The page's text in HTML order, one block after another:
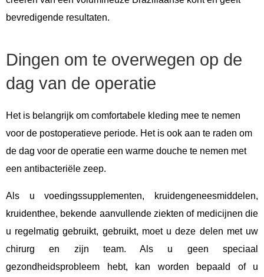
bevredigende resultaten.
Dingen om te overwegen op de
dag van de operatie
Het is belangrijk om comfortabele kleding mee te nemen
voor de postoperatieve periode. Het is ook aan te raden om
de dag voor de operatie een warme douche te nemen met
een antibacteriële zeep.
Als u voedingssupplementen, kruidengeneesmiddelen,
kruidenthee, bekende aanvullende ziekten of medicijnen die
u regelmatig gebruikt, gebruikt, moet u deze delen met uw
chirurg en zijn team. Als u geen speciaal
gezondheidsprobleem hebt, kan worden bepaald of u